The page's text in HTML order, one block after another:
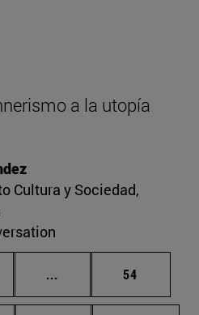
a la utopía
Cultura y Sociedad,
... Páginas intermedias
Página
54